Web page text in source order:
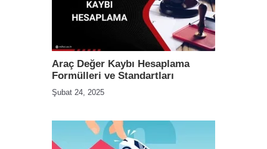
Araç Değer Kaybı Hesaplama
Formülleri ve Standartları
Şubat 24, 2025